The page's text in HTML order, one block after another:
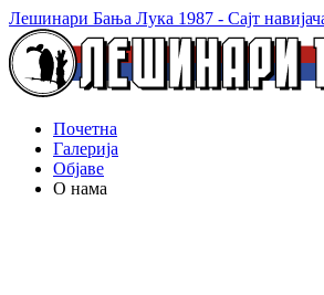
Лешинари Бања Лука 1987 - Сајт
Почетна
Галерија
Објаве
О нама